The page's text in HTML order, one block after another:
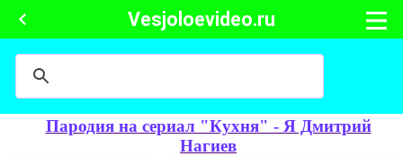
Vesjoloevideo.ru
Пародия на сериал "Кухня" - Я Дмитрий
Нагиев